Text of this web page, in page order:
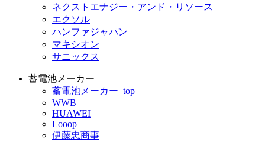
ネクストエナジー・アンド・リソース
エクソル
ハンファジャパン
マキシオン
サニックス
蓄電池メーカー
蓄電池メーカー_top
WWB
HUAWEI
Looop
伊藤忠商事